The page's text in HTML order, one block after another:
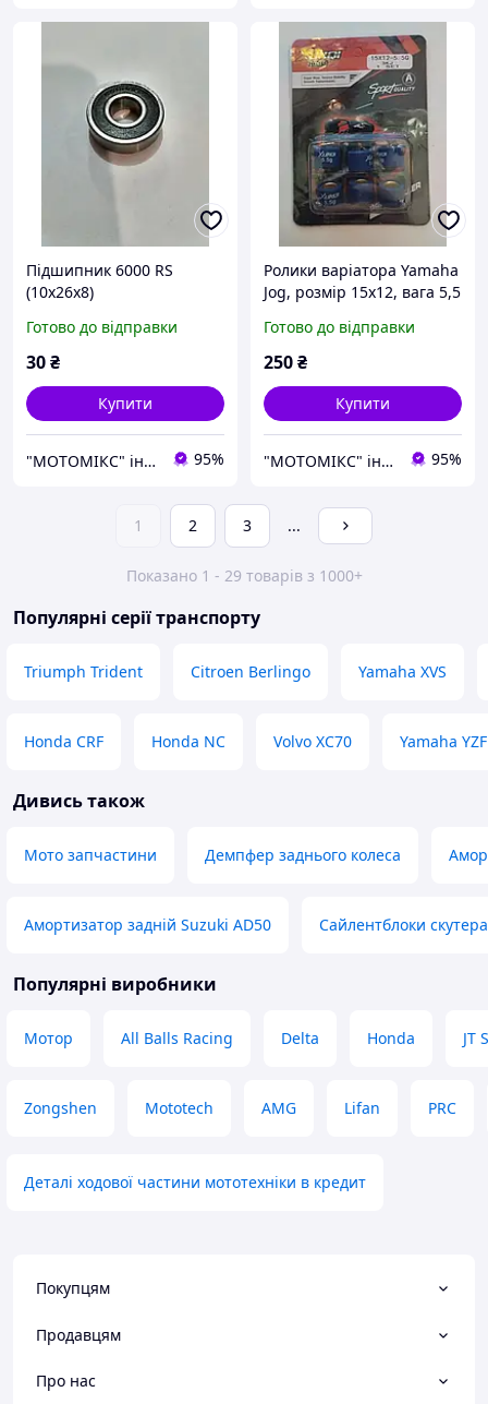
Підшипник 6000 RS
(10х26х8)
Готово до відправки
30₴
Купити
"МОТОМІКС" інтернет-магазин 95%
Ролики варіатора Yamaha
Jog, розмір 15х12, вага 5,5
Готово до відправки
250₴
Купити
"МОТОМІКС" інтернет-магазин 95%
1 2 3 ...
Показано 1 - 29 товарів з 1000+
Популярні серії транспорту
Triumph Trident Citroen Berlingo Yamaha XVS
Honda CRF Honda NC Volvo XC70 Yamaha YZF
Дивись також
Мото запчастини Демпфер заднього колеса
Амортизатор задній Suzuki AD50 Сайлентблоки скутера
Популярні виробники
Мотор All Balls Racing Delta Honda JT
Zongshen Mototech AMG Lifan PRC
Деталі ходової частини мототехніки в кредит
Покупцям
Продавцям
Про нас